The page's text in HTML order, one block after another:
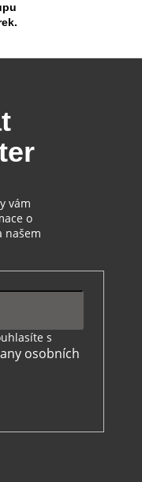
vám
o
našem
s
osobních